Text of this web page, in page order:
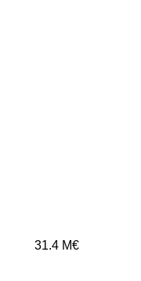
31.4 M€